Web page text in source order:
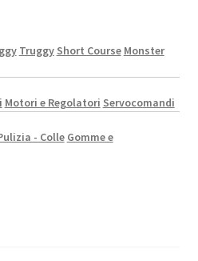
Truggy Short Course Monster
Motori e Regolatori Servocomandi
- Colle Gomme e